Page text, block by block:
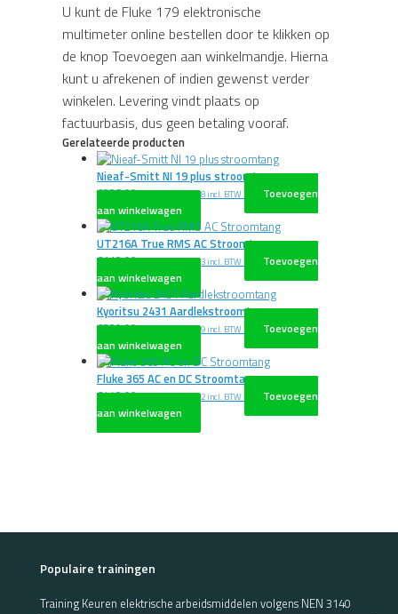
U kunt de Fluke 179 elektronische
multimeter online bestellen door te klikken op
de knop Toevoegen aan winkelmandje. Hierna
kunt u afrekenen of indien gewenst verder
winkelen. Levering vindt plaats op
factuurbasis, dus geen betaling vooraf.
Gerelateerde producten
Nieaf-Smitt NI 19 plus stroomtang
€338,00 excl. BTW€408,98 incl. BTW
Toevoegen
aan winkelwagen
UT216A True RMS AC Stroomtang
€113,00 excl. BTW€136,73 incl. BTW
Toevoegen
aan winkelwagen
Kyoritsu 2431 Aardlekstroomtang
€529,00 excl. BTW€640,09 incl. BTW
Toevoegen
aan winkelwagen
Fluke 365 AC en DC Stroomtang
€442,00 excl. BTW€534,82 incl. BTW
Toevoegen
aan winkelwagen
Populaire trainingen
Training Keuren elektrische arbeidsmiddelen volgens NEN 3140